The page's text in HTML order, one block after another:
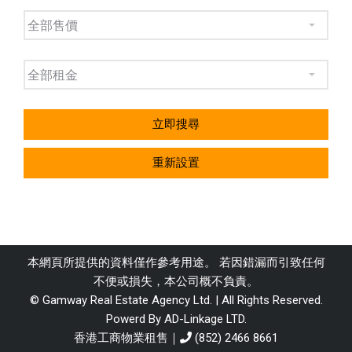
立即搜尋
重新設置
本網頁所提供的資料僅作參考用途。 若因錯漏而引致任何
不便或損失，本公司概不負責。
© Gamway Real Estate Agency Ltd. | All Rights Reserved.
Powerd By AD-Linkage LTD.
香港工商物業租售｜
(852) 2466 8661